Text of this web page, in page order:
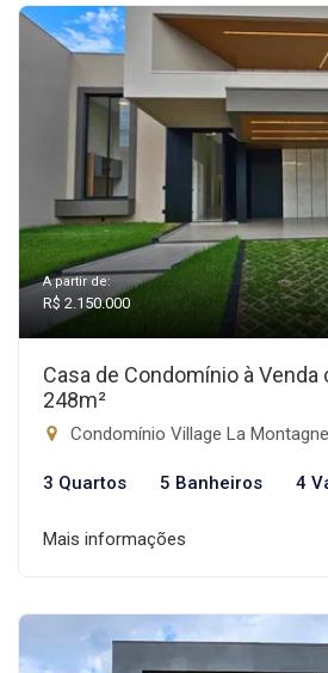
A partir de:
R$ 2.150.000
Casa de Condomínio à
248m²
Condomínio Village La Montagne, São
3 Quartos 5 Banheiros 4
Mais informações